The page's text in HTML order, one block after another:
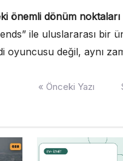
önemli dönüm
ile uluslararası bir
oyuncusu değil, aynı
« Önceki Yazı